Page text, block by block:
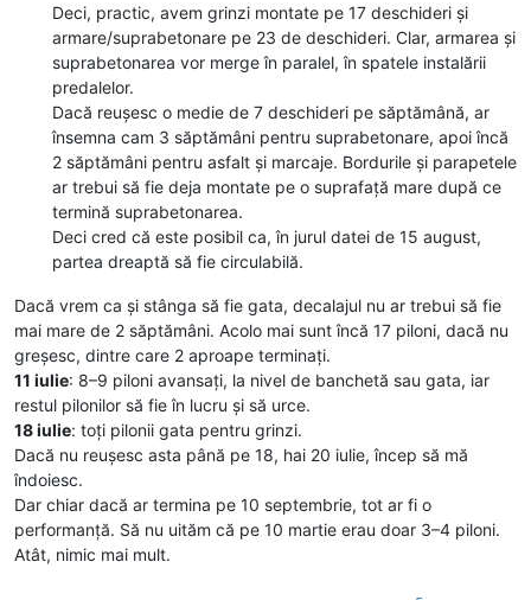
Deci, practic, avem grinzi montate pe 17 deschideri și
armare/suprabetonare pe 23 de deschideri. Clar, armarea și
suprabetonarea vor merge în paralel, în spatele instalării
predalelor.
Dacă reușesc o medie de 7 deschideri pe săptămână, ar
însemna cam 3 săptămâni pentru suprabetonare, apoi încă
2 săptămâni pentru asfalt și marcaje. Bordurile și parapetele
ar trebui să fie deja montate pe o suprafață mare după ce
termină suprabetonarea.
Deci cred că este posibil ca, în jurul datei de 15 august,
partea dreaptă să fie circulabilă.
Dacă vrem ca și stânga să fie gata, decalajul nu ar trebui să fie
mai mare de 2 săptămâni. Acolo mai sunt încă 17 piloni, dacă nu
greșesc, dintre care 2 aproape terminați.
11 iulie: 8–9 piloni avansați, la nivel de banchetă sau gata, iar
restul pilonilor să fie în lucru și să urce.
18 iulie: toți pilonii gata pentru grinzi.
Dacă nu reușesc asta până pe 18, hai 20 iulie, încep să mă
îndoiesc.
Dar chiar dacă ar termina pe 10 septembrie, tot ar fi o
performanță. Să nu uităm că pe 10 martie erau doar 3–4 piloni.
Atât, nimic mai mult.